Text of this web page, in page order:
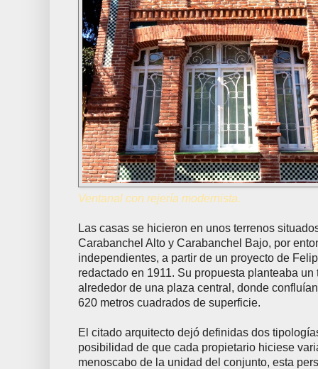
Ventanal con rejería modernista.
Las casas se hicieron en unos terrenos
Carabanchel Alto y Carabanchel Bajo, por
independientes, a partir de un proyecto de
redactado en 1911. Su propuesta planteaba un
alrededor de una plaza central, donde
620 metros cuadrados de superficie.
El citado arquitecto dejó definidas dos
posibilidad de que cada propietario hiciese
menoscabo de la unidad del conjunto, esta